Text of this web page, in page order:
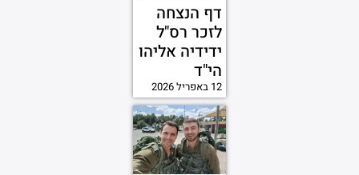
דף הנצחה
לזכר רס"ל
ידידיה אליהו
הי"ד
12 באפריל 2026